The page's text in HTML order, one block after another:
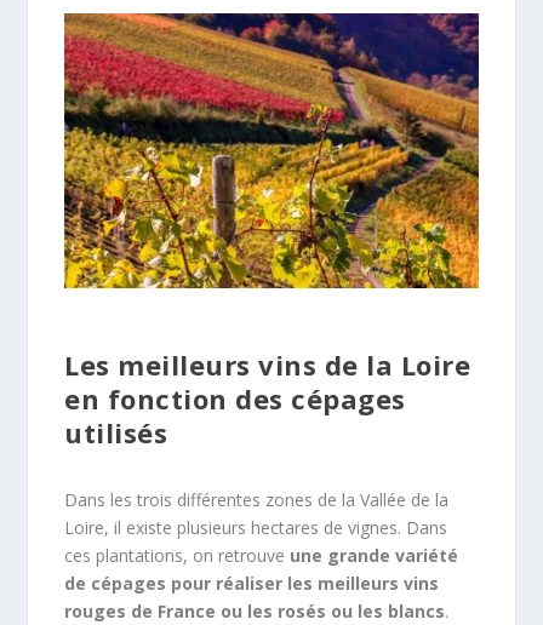
Les meilleurs vins de la Loire
en fonction des cépages
utilisés
Dans les trois différentes zones de la Vallée de la
Loire, il existe plusieurs hectares de vignes. Dans
ces plantations, on retrouve une grande variété
de cépages pour réaliser les meilleurs vins
rouges de France ou les rosés ou les blancs.